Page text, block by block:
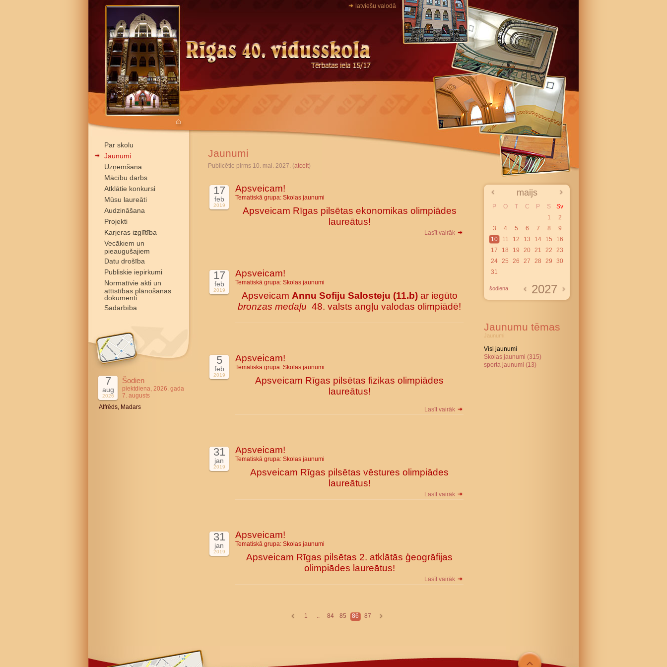
latviešu valodā
Par skolu
Jaunumi
Uzņemšana
Mācību darbs
Atklātie konkursi
Mūsu laureāti
Audzināšana
Projekti
Karjeras izglītība
Vecākiem un
pieaugušajiem
Datu drošība
Publiskie iepirkumi
Normatīvie akti un
attīstības plānošanas
dokumenti
Sadarbība
7
aug
2026
Šodien
piektdiena, 2026. gada
7. augusts
Alfrēds, Madars
Jaunumi
Publicētie pirms 10. mai. 2027. (atcelt)
17
feb
2019
Apsveicam!
Tematiskā grupa: Skolas jaunumi
Apsveicam Rīgas pilsētas ekonomikas olimpiādes
laureātus!
Lasīt vairāk
17
feb
2019
Apsveicam!
Tematiskā grupa: Skolas jaunumi
Apsveicam Annu Sofiju Salosteju (11.b)ar iegūto
bronzas medaļu 48. valsts angļu valodas olimpiādē!
5
feb
2019
Apsveicam!
Tematiskā grupa: Skolas jaunumi
Apsveicam Rīgas pilsētas fizikas olimpiādes
laureātus!
Lasīt vairāk
31
jan
2019
Apsveicam!
Tematiskā grupa: Skolas jaunumi
Apsveicam Rīgas pilsētas vēstures olimpiādes
laureātus!
Lasīt vairāk
31
jan
2019
Apsveicam!
Tematiskā grupa: Skolas jaunumi
Apsveicam Rīgas pilsētas 2. atklātās ģeogrāfijas
olimpiādes laureātus!
Lasīt vairāk
1 .. 84 85 86 87
maijs
P O T C P S
Sv
1
2
3
4 5 6 7 8
9
10
11 12 13 14 15
16
17
18 19 20 21 22
23
24 25 26 27 28 29
30
31
šodiena 2027
Jaunumu tēmas
Jaunumi:
Visi jaunumi
Skolas jaunumi (315)
sporta jaunumi (13)